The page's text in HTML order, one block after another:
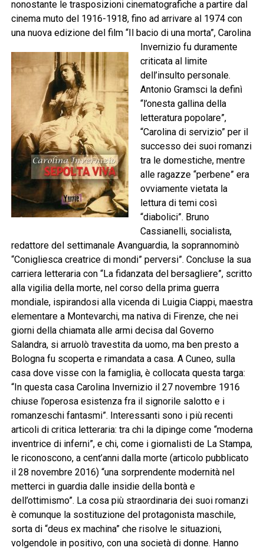
nonostante le trasposizioni cinematografiche a partire dal
cinema muto del 1916-1918, fino ad arrivare al 1974 con
una nuova edizione del film “Il bacio di una morta”, Carolina
Invernizio fu duramente
criticata al limite
dell’insulto personale.
Antonio Gramsci la definì
“l’onesta gallina della
letteratura popolare”,
“Carolina di servizio” per il
successo dei suoi romanzi
tra le domestiche, mentre
alle ragazze “perbene” era
ovviamente vietata la
lettura di temi così
“diabolici”. Bruno
Cassianelli, socialista,
redattore del settimanale Avanguardia, la soprannominò
“Conigliesca creatrice di mondi” perversi”. Concluse la sua
carriera letteraria con “La fidanzata del bersagliere”, scritto
alla vigilia della morte, nel corso della prima guerra
mondiale, ispirandosi alla vicenda di Luigia Ciappi, maestra
elementare a Montevarchi, ma nativa di Firenze, che nei
giorni della chiamata alle armi decisa dal Governo
Salandra, si arruolò travestita da uomo, ma ben presto a
Bologna fu scoperta e rimandata a casa. A Cuneo, sulla
casa dove visse con la famiglia, è collocata questa targa:
“In questa casa Carolina Invernizio il 27 novembre 1916
chiuse l’operosa esistenza fra il signorile salotto e i
romanzeschi fantasmi”. Interessanti sono i più recenti
articoli di critica letteraria: tra chi la dipinge come “moderna
inventrice di inferni”, e chi, come i giornalisti de La Stampa,
le riconoscono, a cent’anni dalla morte (articolo pubblicato
il 28 novembre 2016) “una sorprendente modernità nel
metterci in guardia dalle insidie della bontà e
dell’ottimismo”. La cosa più straordinaria dei suoi romanzi
è comunque la sostituzione del protagonista maschile,
sorta di “deus ex machina” che risolve le situazioni,
volgendole in positivo, con una società di donne. Hanno